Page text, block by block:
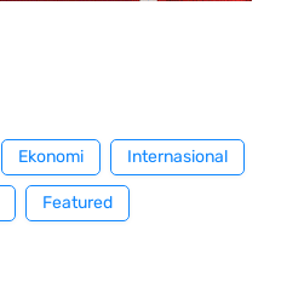
Ekonomi Internasional
Featured